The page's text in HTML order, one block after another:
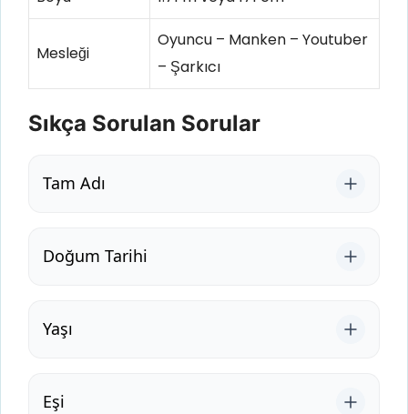
Mesleği
Oyuncu – Manken – Youtuber
– Şarkıcı
Sıkça Sorulan Sorular
Tam Adı
Doğum Tarihi
Yaşı
Eşi